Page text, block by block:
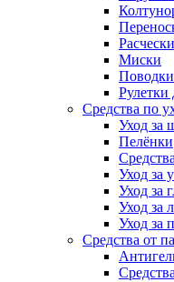
Миски
Поводки
Рулетки
Средства по
Уход за
Пелёнки
Уход за
Уход за
Уход за
Уход за
Средства от